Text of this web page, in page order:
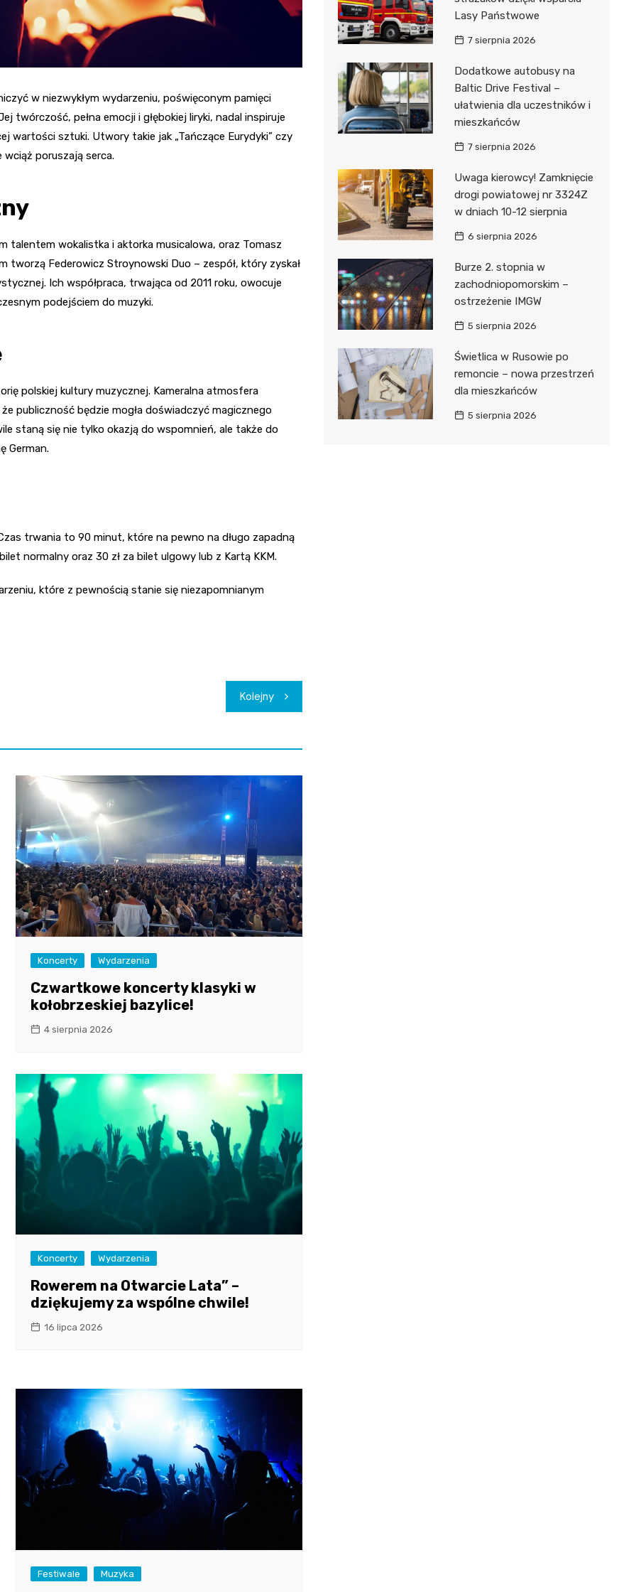
w niezwykłym wydarzeniu, poświęconym pamięci
twórczość, pełna emocji i głębokiej liryki, nadal inspiruje
wartości sztuki. Utwory takie jak „Tańczące Eurydyki” czy
wciąż poruszają serca.
talentem wokalistka i aktorka musicalowa, oraz Tomasz
tworzą Federowicz Stroynowski Duo – zespół, który zyskał
Ich współpraca, trwająca od 2011 roku, owocuje
podejściem do muzyki.
polskiej kultury muzycznej. Kameralna atmosfera
publiczność będzie mogła doświadczyć magicznego
staną się nie tylko okazją do wspomnień, ale także do
German.
trwania to 90 minut, które na pewno na długo zapadną
normalny oraz 30 zł za bilet ulgowy lub z Kartą KKM.
które z pewnością stanie się niezapomnianym
Kolejny
Koncerty Wydarzenia
Czwartkowe koncerty klasyki w
kołobrzeskiej bazylice!
4 sierpnia 2026
Koncerty Wydarzenia
Rowerem na Otwarcie Lata” –
dziękujemy za wspólne chwile!
16 lipca 2026
Festiwale Muzyka
Lasy Państwowe
7 sierpnia 2026
Dodatkowe autobusy na
Baltic Drive Festival –
ułatwienia dla uczestników i
mieszkańców
7 sierpnia 2026
Uwaga kierowcy! Zamknięcie
drogi powiatowej nr 3324Z
w dniach 10-12 sierpnia
6 sierpnia 2026
Burze 2. stopnia w
zachodniopomorskim –
ostrzeżenie IMGW
5 sierpnia 2026
Świetlica w Rusowie po
remoncie – nowa przestrzeń
dla mieszkańców
5 sierpnia 2026